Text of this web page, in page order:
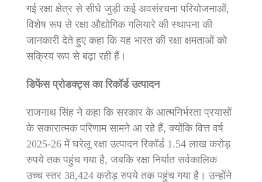
गई रक्षा क्षेत्र से सीधे जुड़ी कई अवसंरचना परियोजनाओं,
विशेष रूप से रक्षा औद्योगिक गलियारे की स्थापना की
जानकारी देते हुए कहा कि यह भारत की रक्षा क्षमताओं को
सक्रिय रूप से बढ़ा रही हैं।
डिफेंस प्रोडक्ट्स का रिकॉर्ड उत्पादन
राजनाथ सिंह ने कहा कि सरकार के आत्मनिर्भरता प्रयासों
के सकारात्मक परिणाम सामने आ रहे हैं, क्योंकि वित्त वर्ष
2025-26 में घरेलू रक्षा उत्पादन रिकॉर्ड 1.54 लाख करोड़
रुपये तक पहुंच गया है, जबकि रक्षा निर्यात सर्वकालिक
उच्च स्तर 38,424 करोड़ रुपये तक पहुंच गया है। उन्होंने